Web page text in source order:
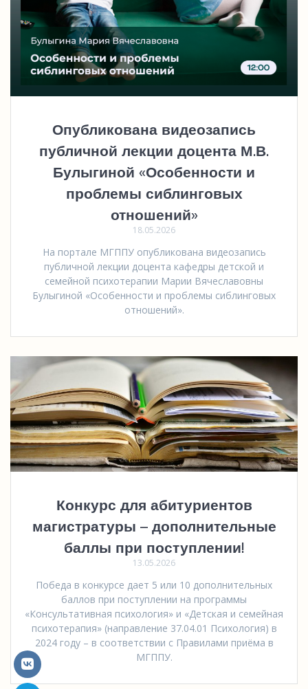
Опубликована видеозапись
публичной лекции доцента М.В.
Булыгиной «Особенности и
проблемы сиблинговых
отношений»
18.05.2026
На портале МГППУ опубликована видеозапись
публичной лекции доцента кафедры детской и
семейной психотерапии Марии Вячеславовны
Булыгиной «Особенности и проблемы сиблинговых
отношений».
Конкурс для абитуриентов
магистратуры – дополнительные
баллы при поступлении!
13.05.2026
Победа в конкурсе дает 5 или 10 дополнительных
баллов при поступлении на программы
«Консультативная психология» и «Детская и семейная
психотерапия» (направление 37.04.01 Психология) в
2024 году – в соответствии с Правилами приёма в
МГППУ.